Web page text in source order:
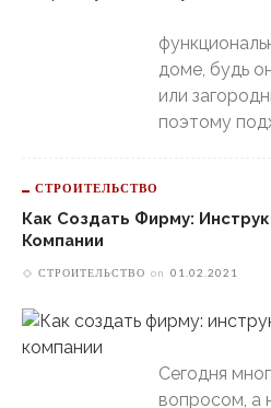
доме, будь
или
поэтому
СТРОИТЕЛЬСТВО
Как Создать Фирму:
Компании
СТРОИТЕЛЬСТВО on 01.02.2021
Сегодня
вопросом, а